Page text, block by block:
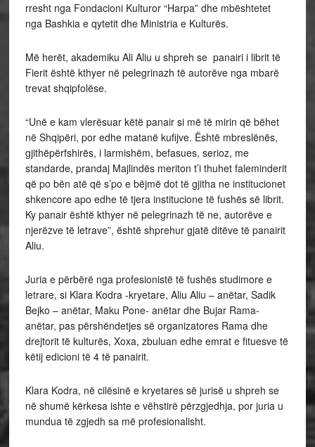
rresht nga Fondacioni Kulturor “Harpa” dhe mbështetet
nga Bashkia e qytetit dhe Ministria e Kulturës.
Më herët, akademiku Ali Aliu u shpreh se panairi i librit të
Fierit është kthyer në pelegrinazh të autorëve nga mbarë
trevat shqipfolëse.
“Unë e kam vlerësuar këtë panair si më të mirin që bëhet
në Shqipëri, por edhe matanë kufijve. Është mbreslënës,
gjithëpërfshirës, i larmishëm, befasues, serioz, me
standarde, prandaj Majlindës meriton t’i thuhet faleminderit
që po bën atë që s’po e bëjmë dot të gjitha ne institucionet
shkencore apo edhe të tjera institucione të fushës së librit.
Ky panair është kthyer në pelegrinazh të ne, autorëve e
njerëzve të letrave”, është shprehur gjatë ditëve të panairit
Aliu.
Juria e përbërë nga profesionistë të fushës studimore e
letrare, si Klara Kodra -kryetare, Aliu Aliu – anëtar, Sadik
Bejko – anëtar, Maku Pone- anëtar dhe Bujar Rama-
anëtar, pas përshëndetjes së organizatores Rama dhe
drejtorit të kulturës, Xoxa, zbuluan edhe emrat e fituesve të
këtij edicioni të 4 të panairit.
Klara Kodra, në cilësinë e kryetares së jurisë u shpreh se
në shumë kërkesa ishte e vëhstirë përzgjedhja, por juria u
mundua të zgjedh sa më profesionalisht.